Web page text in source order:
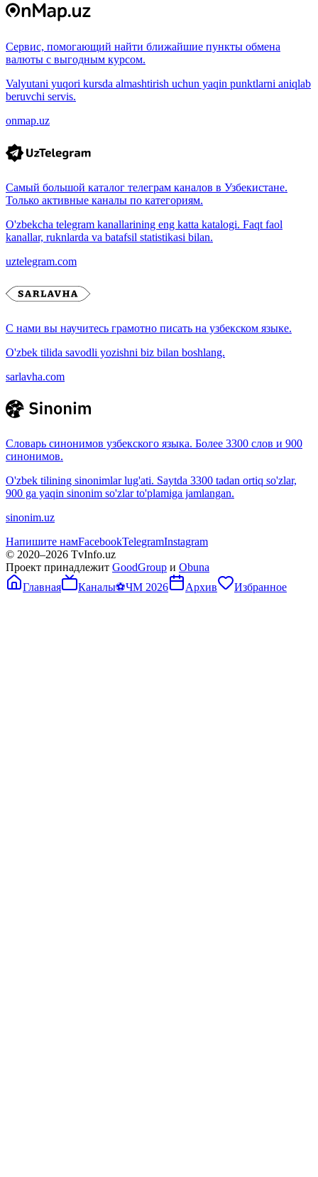
Сервис, помогающий найти ближайшие пункты обмена
валюты с выгодным курсом.
Valyutani yuqori kursda almashtirish uchun yaqin punktlarni aniqlab
beruvchi servis.
onmap.uz
Самый большой каталог телеграм каналов в Узбекистане.
Только активные каналы по категориям.
O'zbekcha telegram kanallarining eng katta katalogi. Faqt faol
kanallar, ruknlarda va batafsil statistikasi bilan.
uztelegram.com
С нами вы научитесь грамотно писать на узбекском языке.
O'zbek tilida savodli yozishni biz bilan boshlang.
sarlavha.com
Словарь синонимов узбекского языка. Более 3300 слов и 900
синонимов.
O'zbek tilining sinonimlar lug'ati. Saytda 3300 tadan ortiq so'zlar,
900 ga yaqin sinonim so'zlar to'plamiga jamlangan.
sinonim.uz
Напишите намFacebookTelegramInstagram
© 2020–2026 TvInfo.uz
Проект принадлежит GoodGroup и Obuna
Главная
Каналы⚽ЧМ 2026 Архив Избранное